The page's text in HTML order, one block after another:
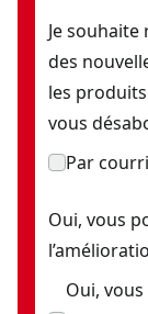
Je
des
les produits
vous
Par
Oui, vous
Oui,